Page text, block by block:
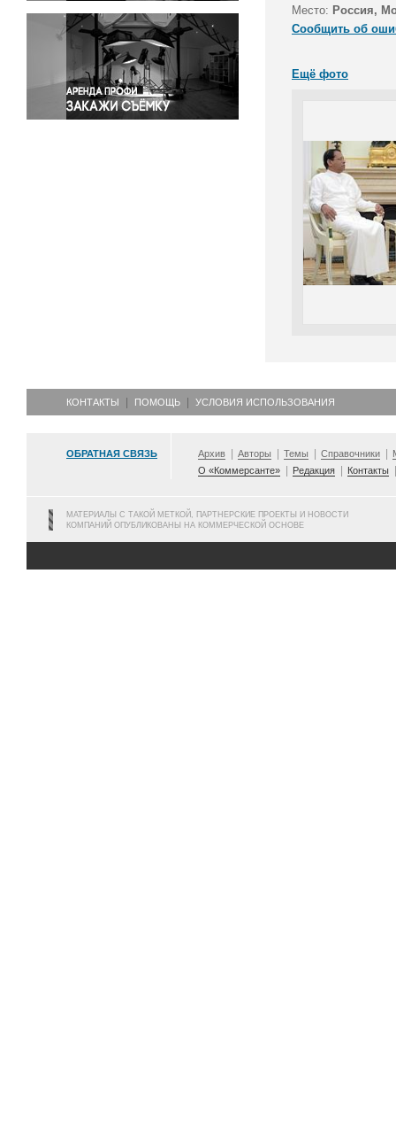
Светская жизнь
Спорт
Экология
Экономика и бизнес
Место: Россия,
Сообщить об
Ещё фото
КОНТАКТЫ ПОМОЩЬ УСЛОВИЯ ИСПОЛЬЗОВАНИЯ
ОБРАТНАЯ СВЯЗЬ Архив Авторы Темы Справочники
О «Коммерсанте»
Редакция Контакты
МАТЕРИАЛЫ С ТАКОЙ МЕТКОЙ, ПАРТНЕРСКИЕ ПРОЕКТЫ И НОВОСТИ
КОМПАНИЙ ОПУБЛИКОВАНЫ НА КОММЕРЧЕСКОЙ ОСНОВЕ